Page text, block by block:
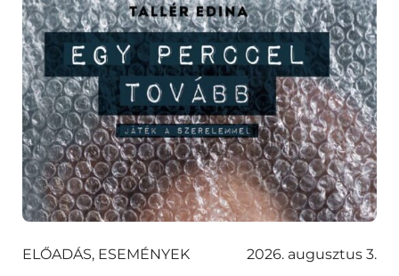
ELŐADÁS, ESEMÉNYEK 2026. augusztus 3.